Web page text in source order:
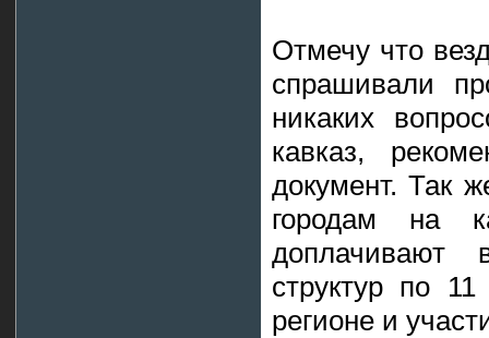
Отмечу что
спрашивали
никаких
кавказ,
документ. Так
городам на
доплачивают
структур по
регионе и